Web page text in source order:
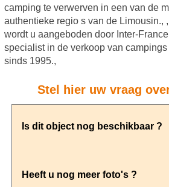
camping te verwerven in een van de
authentieke regio s van de Limousin.,
wordt u aangeboden door Inter-
specialist in de verkoop van
sinds 1995.,
Stel hier uw vraag